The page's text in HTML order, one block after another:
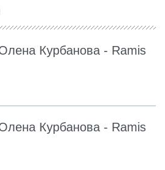
Курбанова - Ramis
Курбанова - Ramis